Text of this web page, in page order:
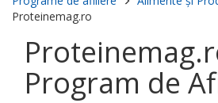
Proteinemag.ro
Program de